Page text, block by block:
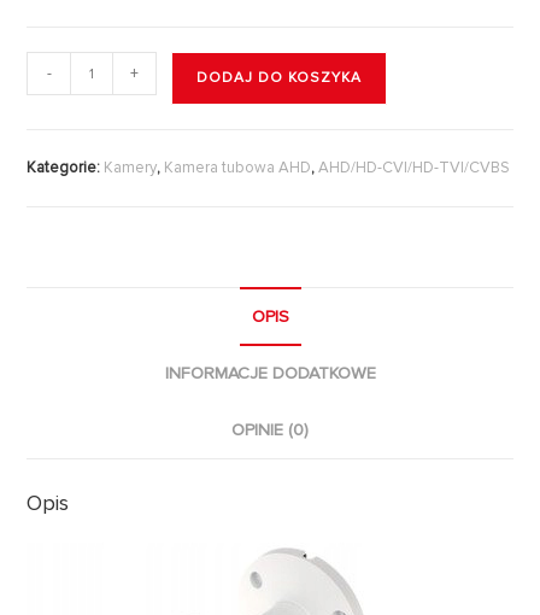
- + DODAJ DO KOSZYKA
Kategorie: Kamery, Kamera tubowa AHD,AHD/HD-CVI/HD-TVI/CVBS
OPIS
INFORMACJE DODATKOWE
OPINIE (0)
Opis